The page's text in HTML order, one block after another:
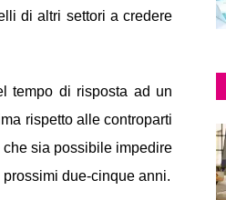
di altri settori a credere
tempo di risposta ad un
rispetto alle controparti
sia possibile impedire
due-cinque anni.